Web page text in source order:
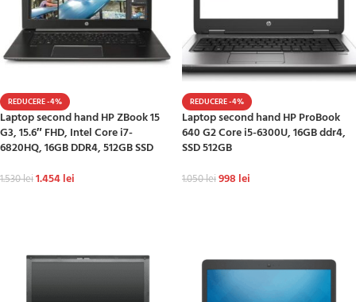
REDUCERE -4%
Laptop second hand HP ZBook 15
G3, 15.6″ FHD, Intel Core i7-
6820HQ, 16GB DDR4, 512GB SSD
1.530lei1.454lei
REDUCERE -4%
Laptop second hand HP ProBook
640 G2 Core i5-6300U, 16GB ddr4,
SSD 512GB
1.050lei998 lei